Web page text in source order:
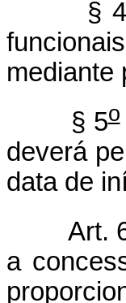
§ 4
mediante
§ 5o
deverá
data de
Art.
a